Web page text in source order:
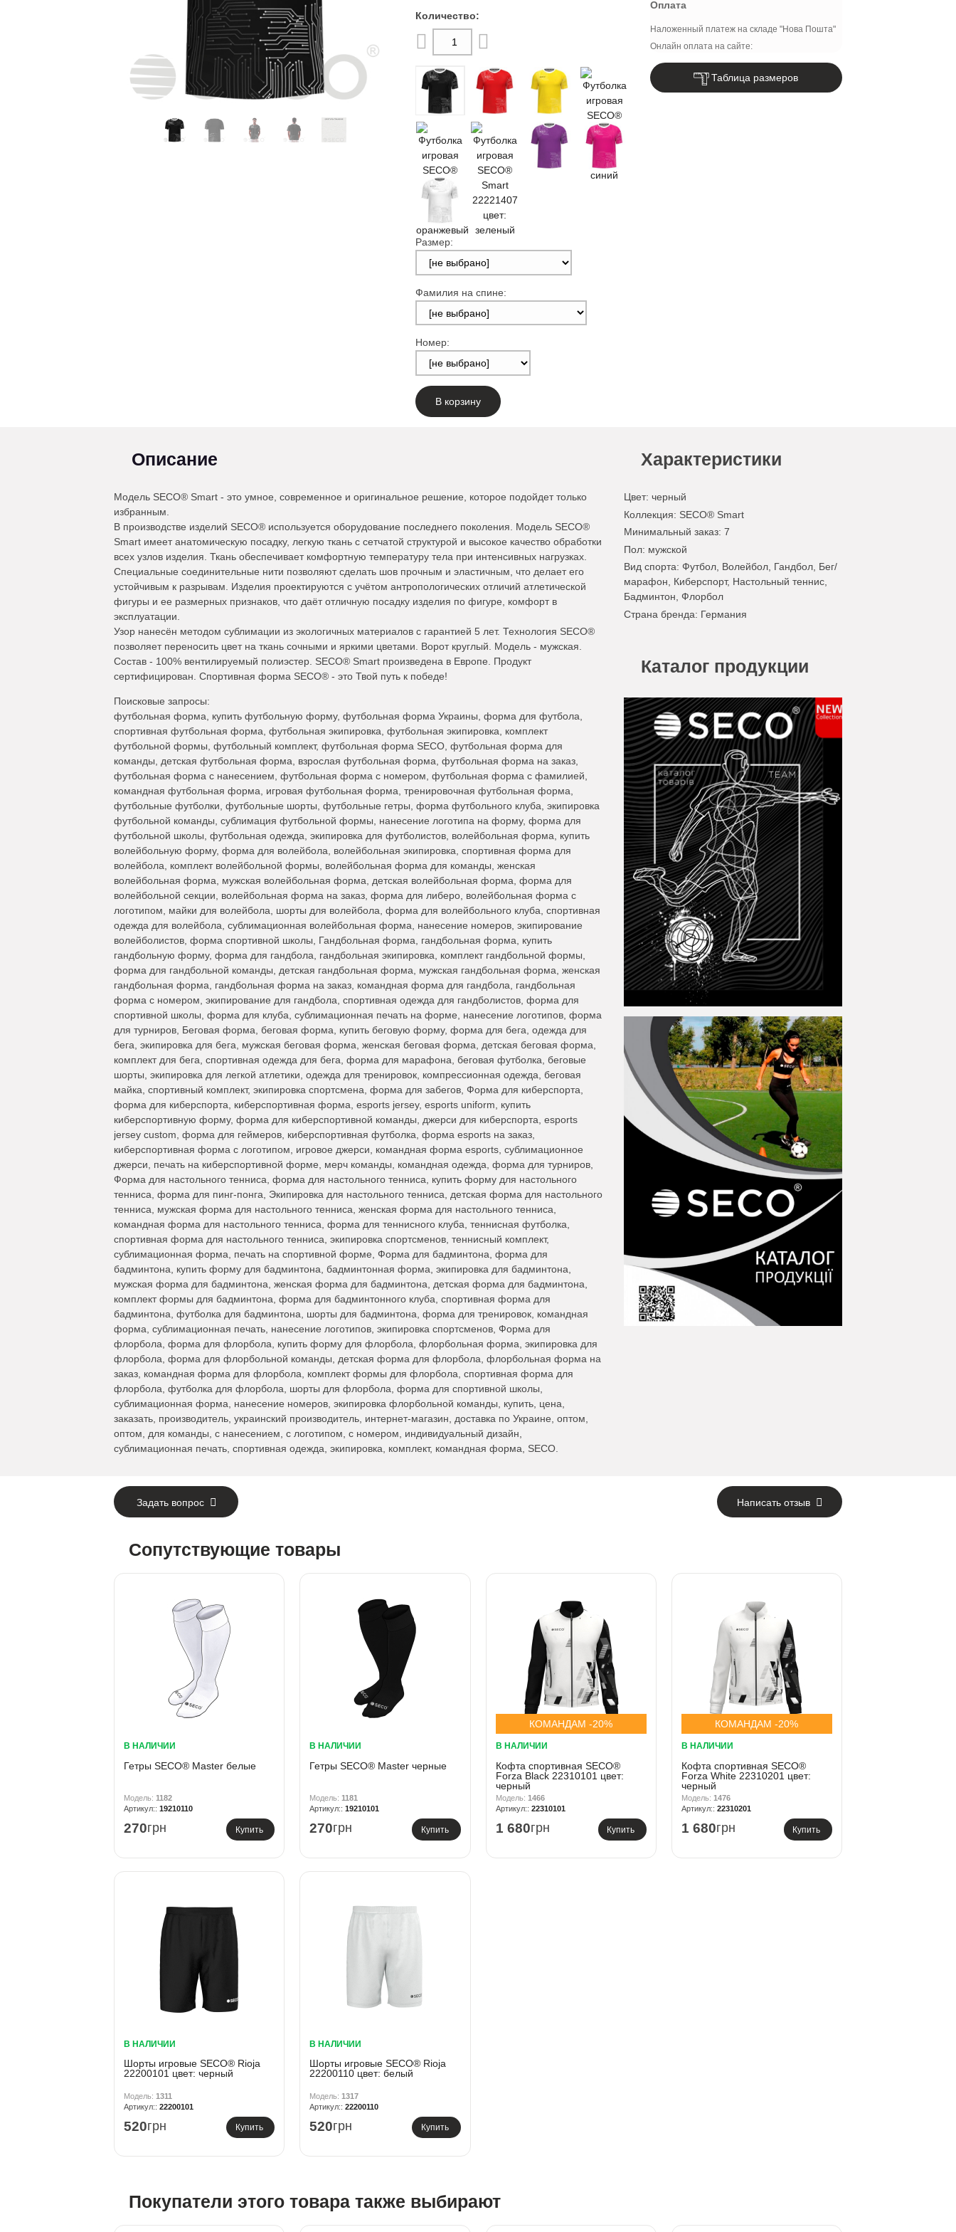
Размер:
Фамилия на спине:
Номер:
В корзину
Оплата
Наложенный платеж на складе "Нова Пошта"
Онлайн оплата на сайте:
Таблица размеров
Описание
Модель SECO® Smart - это умное, современное и оригинальное решение, которое подойдет только
избранным.
В производстве изделий SECO® используется оборудование последнего поколения. Модель SECO®
Smart имеет анатомическую посадку, легкую ткань с сетчатой структурой и высокое качество обработки
всех узлов изделия. Ткань обеспечивает комфортную температуру тела при интенсивных нагрузках.
Специальные соединительные нити позволяют сделать шов прочным и эластичным, что делает его
устойчивым к разрывам. Изделия проектируются с учётом антропологических отличий атлетической
фигуры и ее размерных признаков, что даёт отличную посадку изделия по фигуре, комфорт в
эксплуатации.
Узор нанесён методом сублимации из экологичных материалов с гарантией 5 лет. Технология SECO®
позволяет переносить цвет на ткань сочными и яркими цветами. Ворот круглый. Модель - мужская.
Состав - 100% вентилируемый полиэстер. SECO® Smart произведена в Европе. Продукт
сертифицирован. Спортивная форма SECO® - это Твой путь к победе!
Поисковые запросы:
футбольная форма, купить футбольную форму, футбольная форма Украины, форма для футбола,
спортивная футбольная форма, футбольная экипировка, футбольная экипировка, комплект
футбольной формы, футбольный комплект, футбольная форма SECO, футбольная форма для
команды, детская футбольная форма, взрослая футбольная форма, футбольная форма на заказ,
футбольная форма с нанесением, футбольная форма с номером, футбольная форма с фамилией,
командная футбольная форма, игровая футбольная форма, тренировочная футбольная форма,
футбольные футболки, футбольные шорты, футбольные гетры, форма футбольного клуба, экипировка
футбольной команды, сублимация футбольной формы, нанесение логотипа на форму, форма для
футбольной школы, футбольная одежда, экипировка для футболистов, волейбольная форма, купить
волейбольную форму, форма для волейбола, волейбольная экипировка, спортивная форма для
волейбола, комплект волейбольной формы, волейбольная форма для команды, женская
волейбольная форма, мужская волейбольная форма, детская волейбольная форма, форма для
волейбольной секции, волейбольная форма на заказ, форма для либеро, волейбольная форма с
логотипом, майки для волейбола, шорты для волейбола, форма для волейбольного клуба, спортивная
одежда для волейбола, сублимационная волейбольная форма, нанесение номеров, экипирование
волейболистов, форма спортивной школы, Гандбольная форма, гандбольная форма, купить
гандбольную форму, форма для гандбола, гандбольная экипировка, комплект гандбольной формы,
форма для гандбольной команды, детская гандбольная форма, мужская гандбольная форма, женская
гандбольная форма, гандбольная форма на заказ, командная форма для гандбола, гандбольная
форма с номером, экипирование для гандбола, спортивная одежда для гандболистов, форма для
спортивной школы, форма для клуба, сублимационная печать на форме, нанесение логотипов, форма
для турниров, Беговая форма, беговая форма, купить беговую форму, форма для бега, одежда для
бега, экипировка для бега, мужская беговая форма, женская беговая форма, детская беговая форма,
комплект для бега, спортивная одежда для бега, форма для марафона, беговая футболка, беговые
шорты, экипировка для легкой атлетики, одежда для тренировок, компрессионная одежда, беговая
майка, спортивный комплект, экипировка спортсмена, форма для забегов, Форма для киберспорта,
форма для киберспорта, киберспортивная форма, esports jersey, esports uniform, купить
киберспортивную форму, форма для киберспортивной команды, джерси для киберспорта, esports
jersey custom, форма для геймеров, киберспортивная футболка, форма esports на заказ,
киберспортивная форма с логотипом, игровое джерси, командная форма esports, сублимационное
джерси, печать на киберспортивной форме, мерч команды, командная одежда, форма для турниров,
Форма для настольного тенниса, форма для настольного тенниса, купить форму для настольного
тенниса, форма для пинг-понга, Экипировка для настольного тенниса, детская форма для настольного
тенниса, мужская форма для настольного тенниса, женская форма для настольного тенниса,
командная форма для настольного тенниса, форма для теннисного клуба, теннисная футболка,
спортивная форма для настольного тенниса, экипировка спортсменов, теннисный комплект,
сублимационная форма, печать на спортивной форме, Форма для бадминтона, форма для
бадминтона, купить форму для бадминтона, бадминтонная форма, экипировка для бадминтона,
мужская форма для бадминтона, женская форма для бадминтона, детская форма для бадминтона,
комплект формы для бадминтона, форма для бадминтонного клуба, спортивная форма для
бадминтона, футболка для бадминтона, шорты для бадминтона, форма для тренировок, командная
форма, сублимационная печать, нанесение логотипов, экипировка спортсменов, Форма для
флорбола, форма для флорбола, купить форму для флорбола, флорбольная форма, экипировка для
флорбола, форма для флорбольной команды, детская форма для флорбола, флорбольная форма на
заказ, командная форма для флорбола, комплект формы для флорбола, спортивная форма для
флорбола, футболка для флорбола, шорты для флорбола, форма для спортивной школы,
сублимационная форма, нанесение номеров, экипировка флорбольной команды, купить, цена,
заказать, производитель, украинский производитель, интернет-магазин, доставка по Украине, оптом,
оптом, для команды, с нанесением, с логотипом, с номером, индивидуальный дизайн,
сублимационная печать, спортивная одежда, экипировка, комплект, командная форма, SECO.
Характеристики
Цвет: черный
Коллекция: SECO® Smart
Минимальный заказ: 7
Пол: мужской
Вид спорта: Футбол, Волейбол, Гандбол, Бег/
марафон, Киберспорт, Настольный теннис,
Бадминтон, Флорбол
Страна бренда: Германия
Каталог продукции
Задать вопрос Написать отзыв
Сопутствующие товары
В НАЛИЧИИ
Гетры SECO® Master белые
1182
19210110
270грн Купить
В НАЛИЧИИ
Гетры SECO® Master черные
1181
19210101
270грн Купить
КОМАНДАМ -20%
В НАЛИЧИИ
Кофта спортивная SECO®
Forza Black 22310101 цвет:
черный
1466
22310101
1 680грн Купить
КОМАНДАМ -20%
В НАЛИЧИИ
Кофта спортивная SECO®
Forza White 22310201 цвет:
черный
1476
22310201
1 680грн Купить
В НАЛИЧИИ
Шорты игровые SECO® Rioja
22200101 цвет: черный
1311
22200101
520грн Купить
В НАЛИЧИИ
Шорты игровые SECO® Rioja
22200110 цвет: белый
1317
22200110
520грн Купить
Покупатели этого товара также выбирают